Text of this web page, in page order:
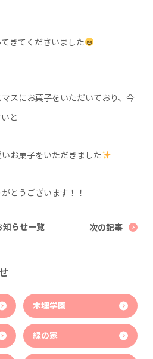
きてくださいました
スにお菓子をいただいており、今
と
お菓子をいただきました
とうございます！！
次の記事
知らせ一覧
木埋学園
緑の家